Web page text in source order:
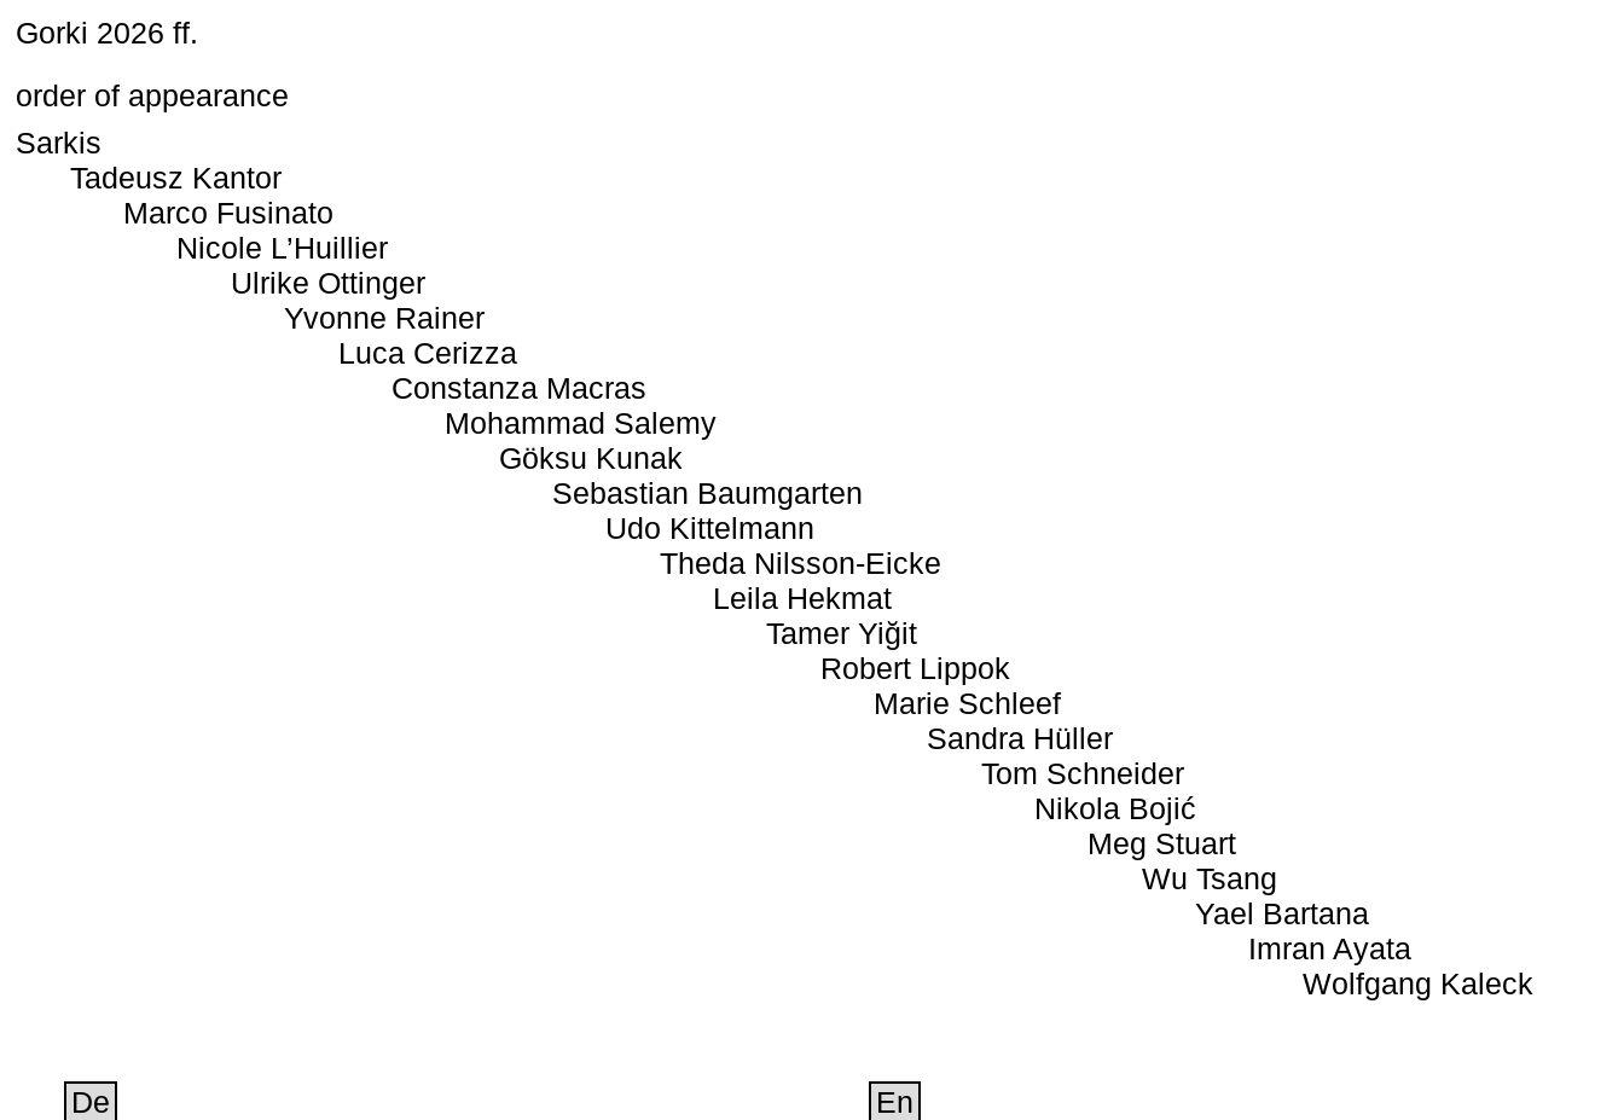
Gorki 2026 ff.
order of appearance
Sarkis
Tadeusz Kantor
Marco Fusinato
Nicole L’Huillier
Ulrike Ottinger
Yvonne Rainer
Luca Cerizza
Constanza Macras
Mohammad Salemy
Göksu Kunak
Sebastian Baumgarten
Udo Kittelmann
Theda Nilsson-Eicke
Leila Hekmat
Tamer Yiğit
Robert Lippok
Marie Schleef
Sandra Hüller
Tom Schneider
Nikola Bojić
Meg Stuart
Wu Tsang
Yael Bartana
Imran Ayata
Wolfgang Kaleck
De
En